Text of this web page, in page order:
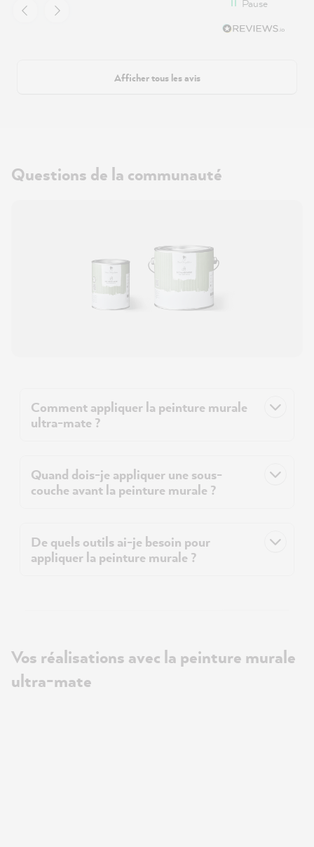
Pause
Afficher tous les avis
Questions de la communauté
Comment appliquer la peinture murale
ultra-mate ?
Quand dois-je appliquer une sous-
couche avant la peinture murale ?
De quels outils ai-je besoin pour
appliquer la peinture murale ?
Vos réalisations avec la peinture murale
ultra-mate